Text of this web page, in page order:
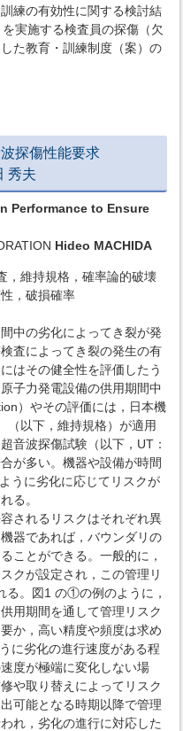
練の有効性に関する検討結
実施する検査員の探傷（欠
た教育・訓練制度（案）の
探傷性能要求
秀夫
Performance to Ensure
Hideo MACHIDA
，維持規格，確率論的破壊
，破損確率
中の劣化によってき裂が発
査によってき裂の発生の有
はその健全性を評価したう
子力発電設備の供用期間中
）やその評価には，日本機
（以下，維持規格）が適用
音波探傷試験（以下，UT：
が多い。機器や設備が時間
うに劣化に応じてリスクが
る。
されるリスクはそれぞれ異
器であれば，バウンダリの
ことができる。一般的に，
クが設定され，この管理リ
る。図1 の①の例のように，
用期間を通して管理リスク
か，高い精度や頻度は求め
に劣化の進行速度がある程
度が極端に変化しない場
や取り替えによってリスク
可能となる時期以降で管理
れ，劣化の進行に対応した